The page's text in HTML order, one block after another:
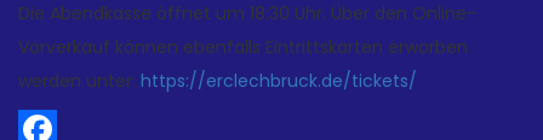
Die Abendkasse öffnet um 18:30 Uhr. Über den Online-
Vorverkauf können ebenfalls Eintrittskarten erworben
werden unter: https://erclechbruck.de/tickets/